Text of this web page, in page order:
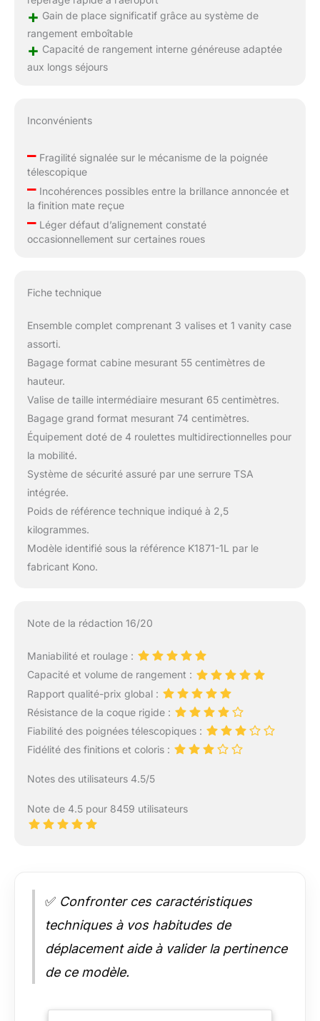
+ Gain de place significatif grâce au système de
rangement emboîtable
+ Capacité de rangement interne généreuse adaptée
aux longs séjours
Inconvénients
–Fragilité signalée sur le mécanisme de la poignée
télescopique
–Incohérences possibles entre la brillance annoncée et
la finition mate reçue
–Léger défaut d’alignement constaté
occasionnellement sur certaines roues
Fiche technique
Ensemble complet comprenant 3 valises et 1 vanity case
assorti.
Bagage format cabine mesurant 55 centimètres de
hauteur.
Valise de taille intermédiaire mesurant 65 centimètres.
Bagage grand format mesurant 74 centimètres.
Équipement doté de 4 roulettes multidirectionnelles pour
la mobilité.
Système de sécurité assuré par une serrure TSA
intégrée.
Poids de référence technique indiqué à 2,5
kilogrammes.
Modèle identifié sous la référence K1871-1L par le
fabricant Kono.
Note de la rédaction 16/20
Maniabilité et roulage :
Capacité et volume de rangement :
Rapport qualité-prix global :
Résistance de la coque rigide :
Fiabilité des poignées télescopiques :
Fidélité des finitions et coloris :
Notes des utilisateurs 4.5/5
Note de 4.5 pour 8459 utilisateurs
✅ Confronter ces caractéristiques
techniques à vos habitudes de
déplacement aide à valider la pertinence
de ce modèle.